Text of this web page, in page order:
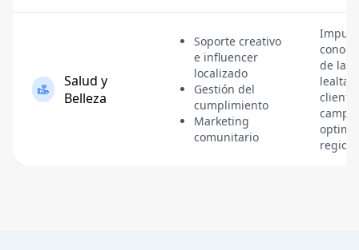
Salud y
Belleza
Soporte creativo
e influencer
localizado
Gestión del
cumplimiento
Marketing
comunitario
de la
cliente